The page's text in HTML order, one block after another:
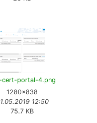
cert-portal-4.png
1280×838
12:50
75.7 KB